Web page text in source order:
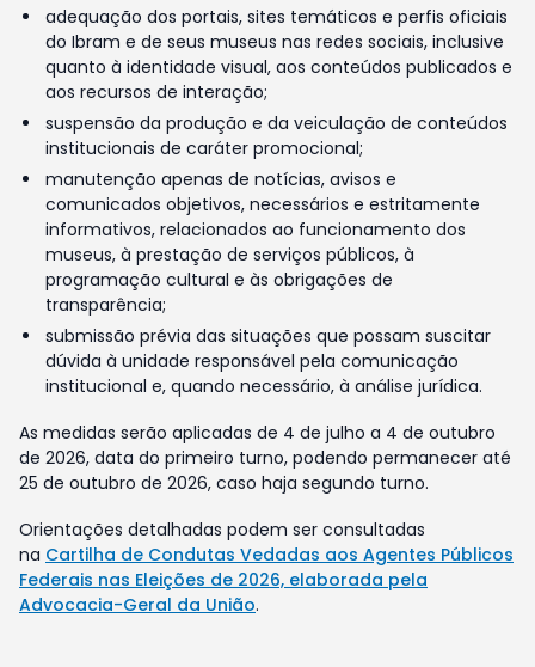
adequação dos portais, sites temáticos e perfis oficiais
do Ibram e de seus museus nas redes sociais, inclusive
quanto à identidade visual, aos conteúdos publicados e
aos recursos de interação;
suspensão da produção e da veiculação de conteúdos
institucionais de caráter promocional;
manutenção apenas de notícias, avisos e
comunicados objetivos, necessários e estritamente
informativos, relacionados ao funcionamento dos
museus, à prestação de serviços públicos, à
programação cultural e às obrigações de
transparência;
submissão prévia das situações que possam suscitar
dúvida à unidade responsável pela comunicação
institucional e, quando necessário, à análise jurídica.
As medidas serão aplicadas de 4 de julho a 4 de outubro
de 2026, data do primeiro turno, podendo permanecer até
25 de outubro de 2026, caso haja segundo turno.
Orientações detalhadas podem ser consultadas
na Cartilha de Condutas Vedadas aos Agentes Públicos
Federais nas Eleições de 2026, elaborada pela
Advocacia-Geral da União.